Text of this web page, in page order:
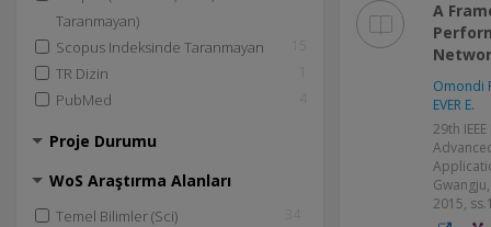
Taranmayan)
Scopus Indeksinde Taranmayan
TR Dizin
PubMed
Proje Durumu
WoS Araştırma Alanları
Temel Bilimler (Sci)
A
Omondi
EVER E.
29th
2015,